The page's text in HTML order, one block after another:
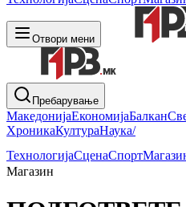
Отвори мени
Пребарување
МакедонијаЕкономијаБалкан
ХроникаКултураНаука/
ТехнологијаСценаСпорт
Магазин